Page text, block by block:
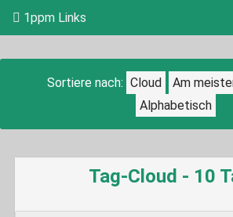
1ppm Links
Sortiere nach: Cloud
Am
Alphabetisch
Tag-Cloud - 10